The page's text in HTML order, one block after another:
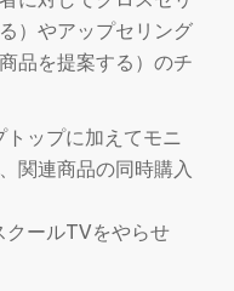
）やアップセリング
品を提案する）のチ
ップに加えてモニ
関連商品の同時購入
クールTVをやらせ